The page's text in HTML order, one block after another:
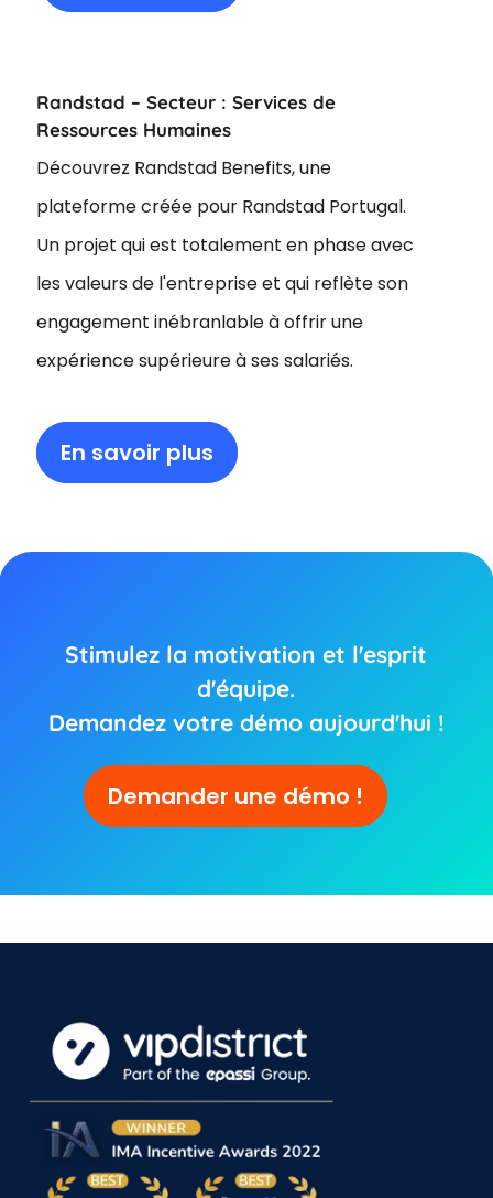
Randstad – Secteur : Services de
Ressources Humaines
Découvrez Randstad Benefits, une
plateforme créée pour Randstad Portugal.
Un projet qui est totalement en phase avec
les valeurs de l'entreprise et qui reflète son
engagement inébranlable à offrir une
expérience supérieure à ses salariés.
En savoir plus
Stimulez la motivation et l'esprit
d'équipe.
Demandez votre démo aujourd'hui !
Demander une démo !